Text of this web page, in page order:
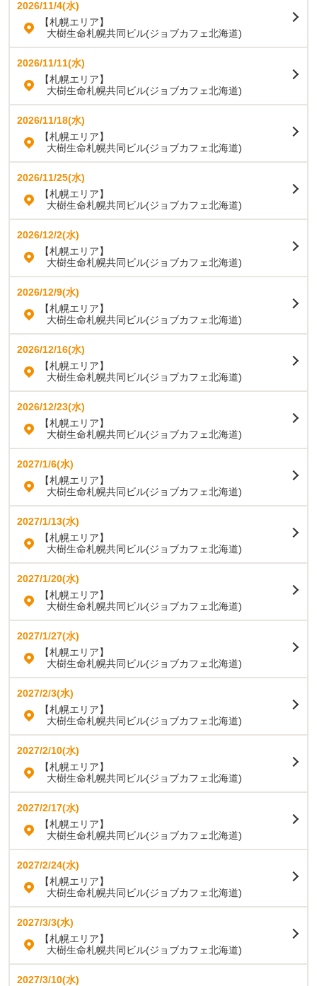
2026/11/4(水)
【札幌エリア】
大樹生命札幌共同ビル(ジョブカフェ北海道)
2026/11/11(水)
【札幌エリア】
大樹生命札幌共同ビル(ジョブカフェ北海道)
2026/11/18(水)
【札幌エリア】
大樹生命札幌共同ビル(ジョブカフェ北海道)
2026/11/25(水)
【札幌エリア】
大樹生命札幌共同ビル(ジョブカフェ北海道)
2026/12/2(水)
【札幌エリア】
大樹生命札幌共同ビル(ジョブカフェ北海道)
2026/12/9(水)
【札幌エリア】
大樹生命札幌共同ビル(ジョブカフェ北海道)
2026/12/16(水)
【札幌エリア】
大樹生命札幌共同ビル(ジョブカフェ北海道)
2026/12/23(水)
【札幌エリア】
大樹生命札幌共同ビル(ジョブカフェ北海道)
2027/1/6(水)
【札幌エリア】
大樹生命札幌共同ビル(ジョブカフェ北海道)
2027/1/13(水)
【札幌エリア】
大樹生命札幌共同ビル(ジョブカフェ北海道)
2027/1/20(水)
【札幌エリア】
大樹生命札幌共同ビル(ジョブカフェ北海道)
2027/1/27(水)
【札幌エリア】
大樹生命札幌共同ビル(ジョブカフェ北海道)
2027/2/3(水)
【札幌エリア】
大樹生命札幌共同ビル(ジョブカフェ北海道)
2027/2/10(水)
【札幌エリア】
大樹生命札幌共同ビル(ジョブカフェ北海道)
2027/2/17(水)
【札幌エリア】
大樹生命札幌共同ビル(ジョブカフェ北海道)
2027/2/24(水)
【札幌エリア】
大樹生命札幌共同ビル(ジョブカフェ北海道)
2027/3/3(水)
【札幌エリア】
大樹生命札幌共同ビル(ジョブカフェ北海道)
2027/3/10(水)